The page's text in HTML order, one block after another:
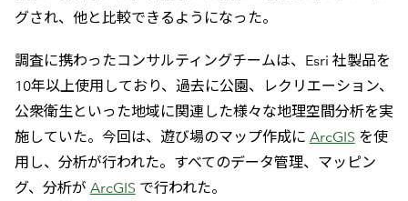
グされ、他と比較できるようになった。
調査に携わったコンサルティングチームは、Esri 社製品を
10年以上使用しており、過去に公園、レクリエーション、
公衆衛生といった地域に関連した様々な地理空間分析を実
施していた。今回は、遊び場のマップ作成に ArcGIS を使
用し、分析が行われた。すべてのデータ管理、マッピン
グ、分析が ArcGIS で行われた。